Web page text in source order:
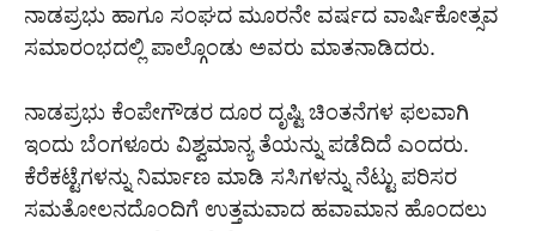
ನಾಡಪ್ರಭು ಹಾಗೂ ಸಂಘದ ಮೂರನೇ ವರ್ಷದ ವಾರ್ಷಿಕೋತ್ಸವ
ಸಮಾರಂಭದಲ್ಲಿ ಪಾಲ್ಗೊಂಡು ಅವರು ಮಾತನಾಡಿದರು.
ನಾಡಪ್ರಭು ಕೆಂಪೇಗೌಡರ ದೂರ ದೃಷ್ಟಿ ಚಿಂತನೆಗಳ ಫಲವಾಗಿ
ಇಂದು ಬೆಂಗಳೂರು ವಿಶ್ವಮಾನ್ಯ ತೆಯನ್ನು ಪಡೆದಿದೆ ಎಂದರು.
ಕೆರೆಕಟ್ಟೆಗಳನ್ನು ನಿರ್ಮಾಣ ಮಾಡಿ ಸಸಿಗಳನ್ನು ನೆಟ್ಟು ಪರಿಸರ
ಸಮತೋಲನದೊಂದಿಗೆ ಉತ್ತಮವಾದ ಹವಾಮಾನ ಹೊಂದಲು